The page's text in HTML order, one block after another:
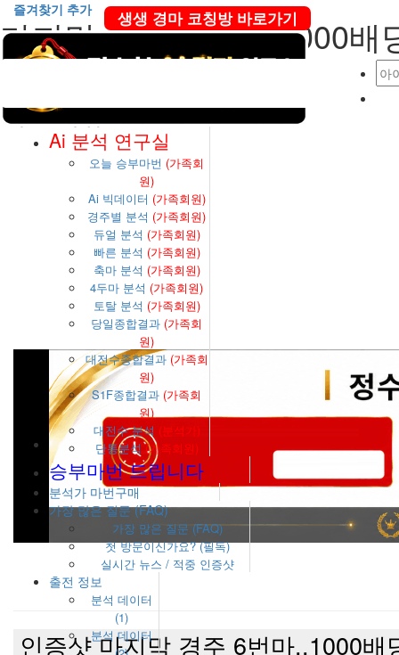
즐겨찾기 추가 생생 경마 코칭방 바로가기
Ai 분석 연구실
오늘 승부마번 (가족회
원)
Ai 빅데이터 (가족회원)
경주별 분석 (가족회원)
듀얼 분석 (가족회원)
빠른 분석 (가족회원)
축마 분석 (가족회원)
4두마 분석 (가족회원)
토탈 분석 (가족회원)
당일종합결과 (가족회
원)
대전수종합결과 (가족회
원)
S1F종합결과 (가족회
원)
대전수 분석 (분석가)
단통분석(가족회원)
승부마번 드립니다
분석가 마번구매
가장 많은 질문 (FAQ)
가장 많은 질문 (FAQ)
첫 방문이신가요? (필독)
실시간 뉴스 / 적중 인증샷
출전 정보
분석 데이터
(1)
분석 데이터
마지막 경주 6번마..1000
메인메뉴
인증샷 마지막 경주 6번마..1000배